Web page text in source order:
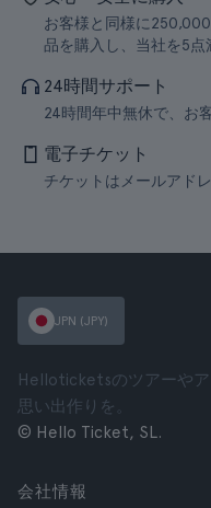
お客様と同様に
品を購入し、当社を5点
24時間サポート
24時間年中無休で、お
電子チケット
チケットはメールアド
JPN (JPY)
Helloticketsのツアーや
思い出作りを。
© Hello Ticket, SL.
会社情報